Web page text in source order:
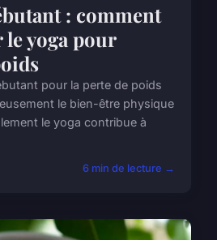
: comment
yoga pour
pour la perte de poids
le bien-être physique
le yoga contribue à
6 min de lecture →